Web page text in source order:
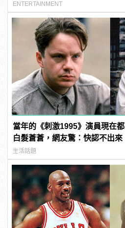
ENTERTAINMENT
當年的《刺激1995》演員現在
白髮蒼蒼，網友驚：快認不出來
生活話題